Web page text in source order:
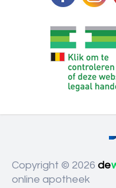
Copyright © 2026 de
online apotheek